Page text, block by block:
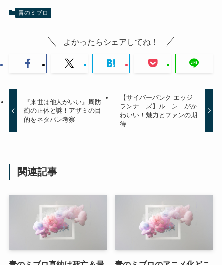
青のミブロ
よかったらシェアしてね！
『来世は他人がいい』周防
薊の正体と謎！アザミの目
的をネタバレ考察
【サイバーパンク エッジ
ランナーズ】ルーシーがか
わいい！魅力とファンの期
待
関連記事